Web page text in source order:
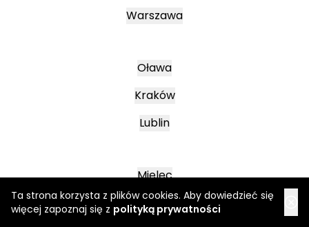
Ta strona korzysta z plików cookies. Aby dowiedzieć się
więcej zapoznaj się z polityką prywatności
Warszawa
Oława
Kraków
Lublin
Mielec
Leszno